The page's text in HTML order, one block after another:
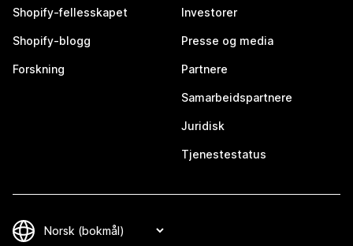
Shopify-fellesskapet
Shopify-blogg
Forskning
Investorer
Presse og media
Partnere
Samarbeidspartnere
Juridisk
Tjenestestatus